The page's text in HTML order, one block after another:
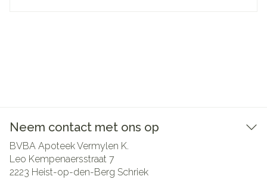
Neem contact met ons op
BVBA Apoteek Vermylen K.
Leo Kempenaersstraat 7
2223 Heist-op-den-Berg Schriek